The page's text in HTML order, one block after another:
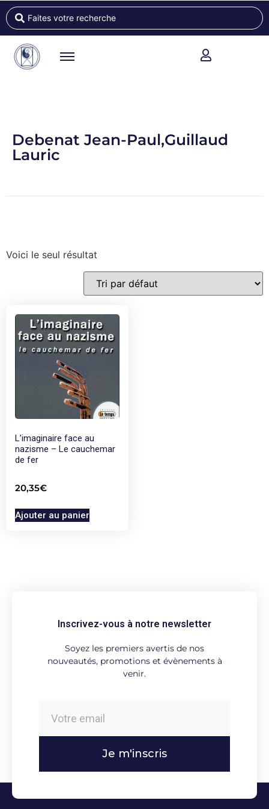
Debenat Jean-Paul,Guillaud
Lauric
Voici le seul résultat
L’imaginaire face au
nazisme – Le cauchemar
de fer
20,35€
Ajouter au panier
Inscrivez-vous à notre newsletter
Soyez les premiers avertis de nos
nouveautés, promotions et évènements à
venir.
Je m'inscris